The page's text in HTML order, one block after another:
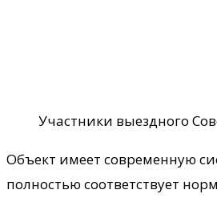
Участники выездного
Объект имеет современную
полностью соответствует